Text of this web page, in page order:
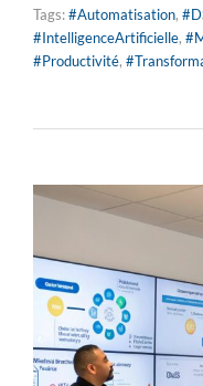
Tags:#Automatisation,
#IntelligenceArtificielle,
#Productivité,